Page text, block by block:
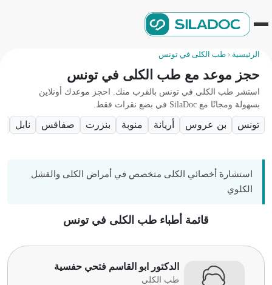
الرئيسية‹طب الكلى في تونس
حجز موعد مع طب الكلى في تونس
استشر طب الكلى في تونس بالقرب منك. احجز موعدك أونلاين
بسهولة ومجانًا مع SilaDoc في بضع نقرات فقط.
تونس بن عروس أريانة منوبة بنزرت صفاقس نابل
استشارة أخصائي الكلى متخصص في أمراض الكلى والفشل
الكلوي
قائمة أطباء طب الكلى في تونس
الدكتور ابو القاسم فتحي حفسية
طب الكلى